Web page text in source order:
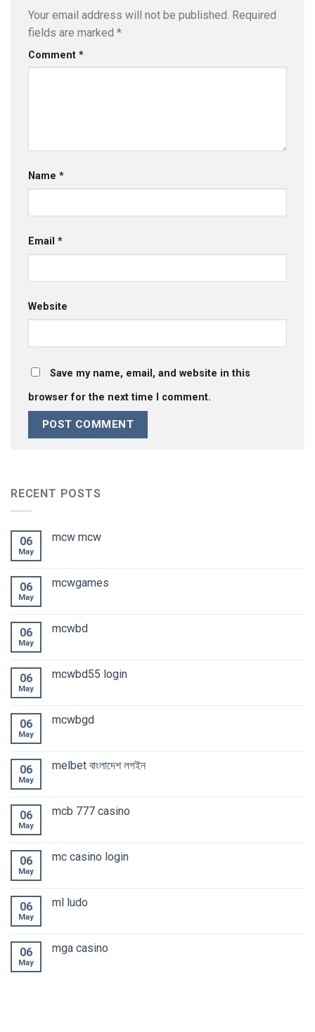
Your email address will not be published. Required
fields are marked *
Comment *
Name *
Email *
Website
Save my name, email, and website in this
browser for the next time I comment.
RECENT POSTS
06
May
mcw mcw
06
May
mcwgames
06
May
mcwbd
06
May
mcwbd55 login
06
May
mcwbgd
06
May
melbet বাংলাদেশ লগইন
06
May
mcb 777 casino
06
May
mc casino login
06
May
ml ludo
06
May
mga casino